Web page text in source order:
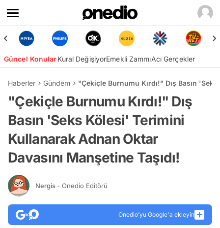
Güncel KonularKural DeğişiyorEmekli ZammıAcı Gerçekler
Haberler Gündem "Çekiçle Burnumu Kırdı!" Dış Basın
"Çekiçle Burnumu Kırdı!" Dış
Basın 'Seks Kölesi' Terimini
Kullanarak Adnan Oktar
Davasını Manşetine Taşıdı!
Nergis - Onedio Editörü
Onedio’yu Google'a ekleyin